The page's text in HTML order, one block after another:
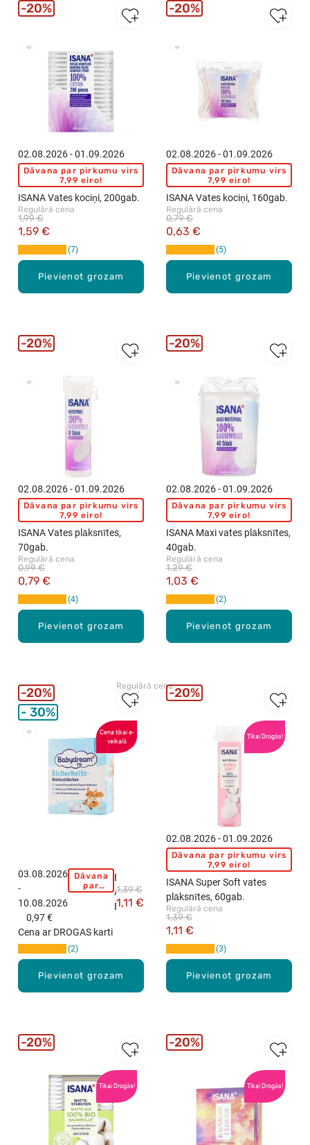
pārdotie
Pievienot grozam
02.08.2026 - 01.09.2026
Dāvana par pirkumu virs
7,99 eiro!
ISANA Vates kociņi, 200gab.
Regulārā cena
1,59 €
1,99 €
7
20%
Pievienot grozam
02.08.2026 - 01.09.2026
Dāvana par pirkumu virs
7,99 eiro!
ISANA Vates kociņi, 160gab.
Regulārā cena
0,63 €
0,79 €
5
20%
Pievienot grozam
02.08.2026 - 01.09.2026
Dāvana par pirkumu virs
7,99 eiro!
ISANA Vates plāksnītes,
70gab.
Regulārā cena
0,79 €
0,99 €
4
20%
pārdotie
Pievienot grozam
02.08.2026 - 01.09.2026
Dāvana par pirkumu virs
7,99 eiro!
ISANA Maxi vates plāksnītes,
40gab.
Regulārā cena
1,03 €
1,29 €
2
20%
Cena tikai e-
veikalā
Vislabāk
pārdotie
Pievienot grozam
03.08.2026
-
10.08.2026
Dāvana
par
pirkumu
B
A
B
A
M
k
Regulārā cena
1,11 €
1,39 €
0,97 €
Cena ar DROGAS karti
2
20%
30%
Tikai Drogās!
Pievienot grozam
02.08.2026 - 01.09.2026
Dāvana par pirkumu virs
7,99 eiro!
ISANA Super Soft vates
plāksnītes, 60gab.
Regulārā cena
1,11 €
1,39 €
3
20%
Tikai Drogās!
20%
Tikai Drogās!
20%